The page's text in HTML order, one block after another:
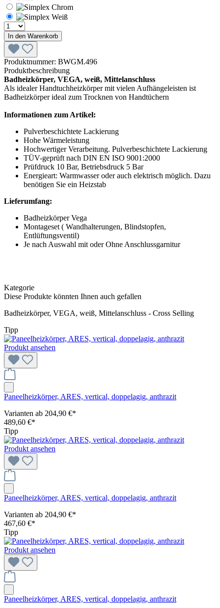
In den Warenkorb
Produktnummer: BWGM.496
Produktbeschreibung
Badheizkörper, VEGA, weiß, Mittelanschluss
Als idealer Handtuchheizkörper mit vielen Aufhängeleisten ist
Badheizkörper ideal zum Trocknen von Handtüchern
Informationen zum Artikel:
Pulverbeschichtete Lackierung
Hohe Wärmeleistung
Hochwertiger Verarbeitung. Pulverbeschichtete Lackierung
TÜV-geprüft nach DIN EN ISO 9001:2000
Prüfdruck 10 Bar, Betriebsdruck 5 Bar
Energieart: Warmwasser oder auch elektrisch möglich. Dazu
benötigen Sie ein Heizstab
Lieferumfang:
Badheizkörper Vega
Montageset ( Wandhalterungen, Blindstopfen,
Entlüftungsventil)
Je nach Auswahl mit oder Ohne Anschlussgarnitur
Kategorie
Diese Produkte könnten Ihnen auch gefallen
Badheizkörper, VEGA, weiß, Mittelanschluss - Cross Selling
Tipp
Produkt ansehen
Paneelheizkörper, ARES, vertical, doppelagig, anthrazit
Varianten ab 204,90 €*
489,60 €*
Tipp
Produkt ansehen
Paneelheizkörper, ARES, vertical, doppelagig, anthrazit
Varianten ab 204,90 €*
467,60 €*
Tipp
Produkt ansehen
Paneelheizkörper, ARES, vertical, doppelagig, anthrazit